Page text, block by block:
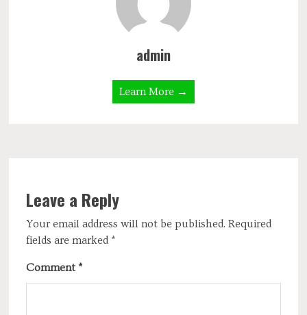
admin
Learn More →
Leave a Reply
Your email address will not be published. Required
fields are marked *
Comment *